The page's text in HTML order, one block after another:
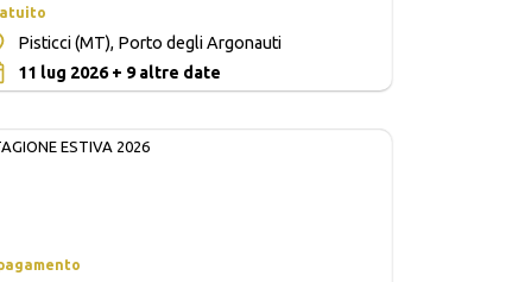
Pisticci (MT), Porto degli Argonauti
11 lug 2026 + 9 altre date
ESTIVA 2026